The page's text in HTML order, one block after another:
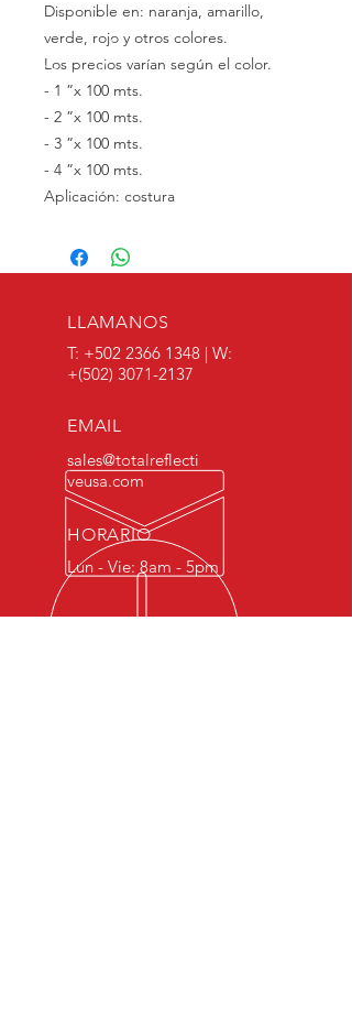
Disponible en: naranja, amarillo,
verde, rojo y otros colores.
Los precios varían según el color.
- 1 ”x 100 mts.
- 2 ”x 100 mts.
- 3 ”x 100 mts.
- 4 ”x 100 mts.
Aplicación: costura
LLAMANOS
T: +502 2366 1348 | W:
+(502) 3071-2137
EMAIL
sales@totalreflecti
veusa.com
HORARIO
Lun - Vie: 8am - 5pm